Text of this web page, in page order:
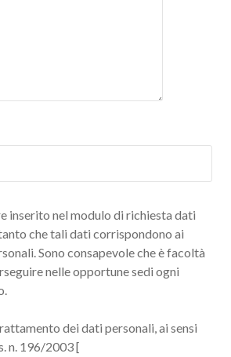
inserito nel modulo di richiesta dati
che tali dati corrispondono ai
Sono consapevole che è facoltà
nelle opportune sedi ogni
dei dati personali, ai sensi
n. 196/2003 [